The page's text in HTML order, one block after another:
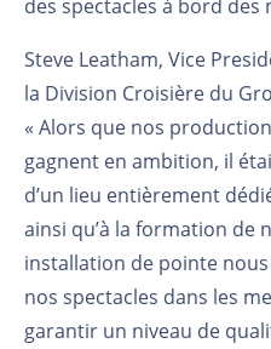
des spectacles à bord des
Steve Leatham, Vice
la Division Croisière du
« Alors que nos
gagnent en ambition, il
d’un lieu entièrement
ainsi qu’à la formation de
installation de pointe
nos spectacles dans les
garantir un niveau de